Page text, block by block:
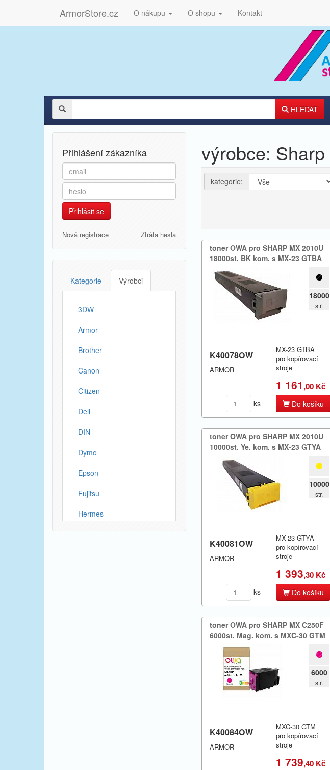
ArmorStore.cz O nákupu O shopu Kontakt
HLEDAT
Přihlášení zákazníka
Přihlásit se
Nová registrace Ztráta hesla
Kategorie Výrobci
3DW
Armor
Brother
Canon
Citizen
Dell
DIN
Dymo
Epson
Fujitsu
Hermes
HP (Hewlett Packard)
výrobce: Sharp
kategorie:
toner OWA pro SHARP MX 2010U
18000st.​ BK kom.​ s MX-23 GTBA
18000
str.
K40078OW
ARMOR
MX-23 GTBA
pro kopírovací
stroje
1 161 ,00 Kč
ks Do košíku
toner OWA pro SHARP MX 2010U
10000st.​ Ye.​ kom.​ s MX-23 GTYA
10000
str.
K40081OW
ARMOR
MX-23 GTYA
pro kopírovací
stroje
1 393,30 Kč
ks Do košíku
toner OWA pro SHARP MX C250F
6000st.​ Mag.​ kom.​ s MXC-30 GTM
6000
str.
K40084OW
ARMOR
MXC-30 GTM
pro kopírovací
stroje
1 739,40 Kč